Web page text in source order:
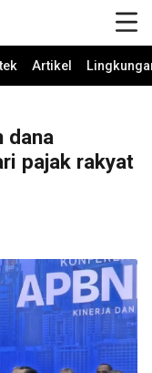
Artikel
dana
pajak rakyat